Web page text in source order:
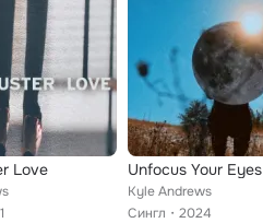
Love Unfocus Your Eyes
Kyle Andrews
Сингл
2024